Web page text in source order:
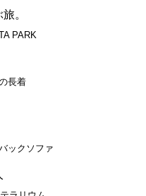
。
PARK
長着
ックソファ